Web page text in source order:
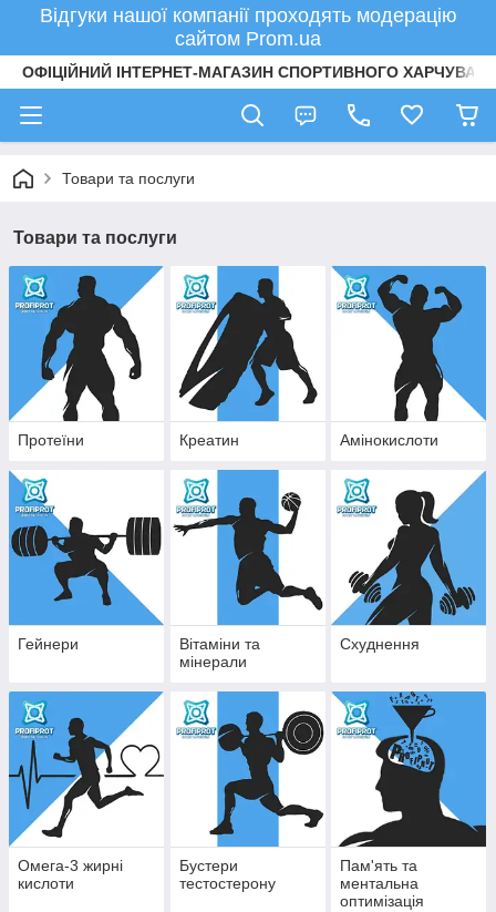
Відгуки нашої компанії проходять модерацію
сайтом Prom.ua
ОФІЦІЙНИЙ ІНТЕРНЕТ-МАГАЗИН СПОРТИВНОГО
Товари та послуги
Товари та послуги
Протеїни Креатин Амінокислоти
Гейнери
Вітаміни та
мінерали
Схуднення
Омега-3 жирні
кислоти
Бустери
тестостерону
Пам'ять та
ментальна
оптимізація